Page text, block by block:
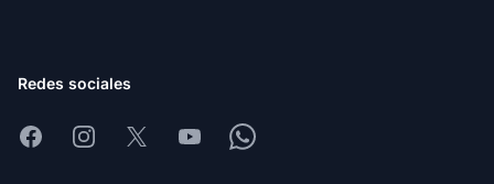
Redes sociales
FacebookInstagram
X YoutubeWhatsapp